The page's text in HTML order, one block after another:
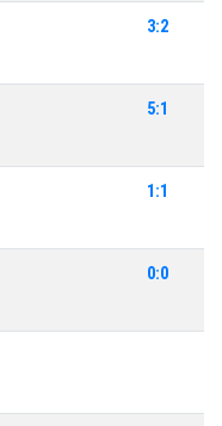
3:2
5:1
1:1
0:0